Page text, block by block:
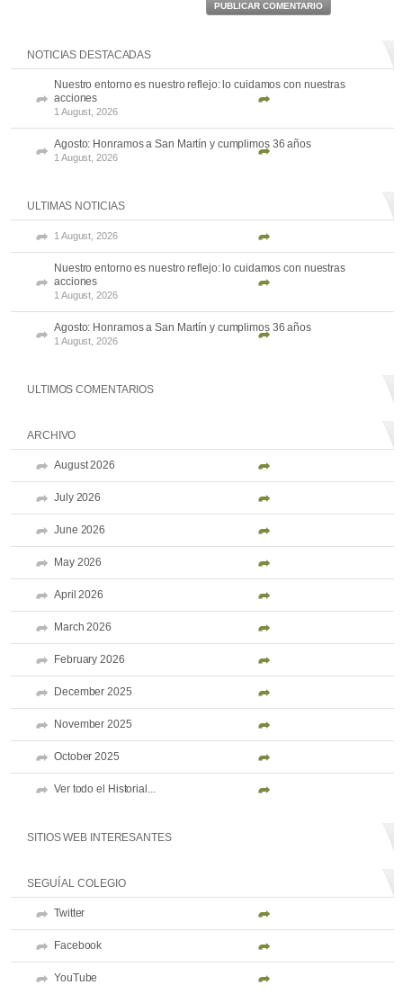
PUBLICAR COMENTARIO
NOTICIAS DESTACADAS
Nuestro entorno es nuestro reflejo: lo cuidamos con nuestras
acciones
1 August, 2026
Agosto: Honramos a San Martín y cumplimos 36 años
1 August, 2026
ULTIMAS NOTICIAS
1 August, 2026
Nuestro entorno es nuestro reflejo: lo cuidamos con nuestras
acciones
1 August, 2026
Agosto: Honramos a San Martín y cumplimos 36 años
1 August, 2026
ULTIMOS COMENTARIOS
ARCHIVO
August 2026
July 2026
June 2026
May 2026
April 2026
March 2026
February 2026
December 2025
November 2025
October 2025
Ver todo el Historial...
SITIOS WEB INTERESANTES
SEGUÍ AL COLEGIO
Twitter
Facebook
YouTube